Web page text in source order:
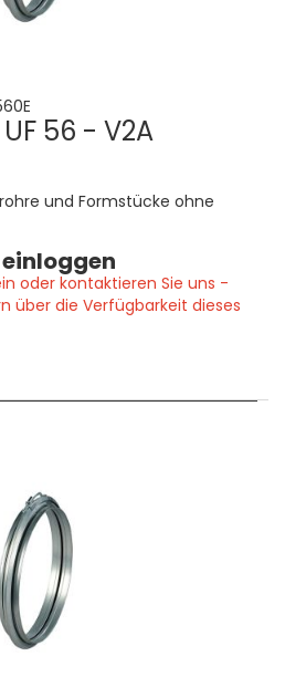
UF 56 - V2A
und Formstücke ohne
oder kontaktieren Sie uns -
über die Verfügbarkeit dieses